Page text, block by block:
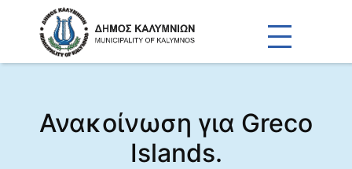
Ανακοίνωση για Greco
Islands.